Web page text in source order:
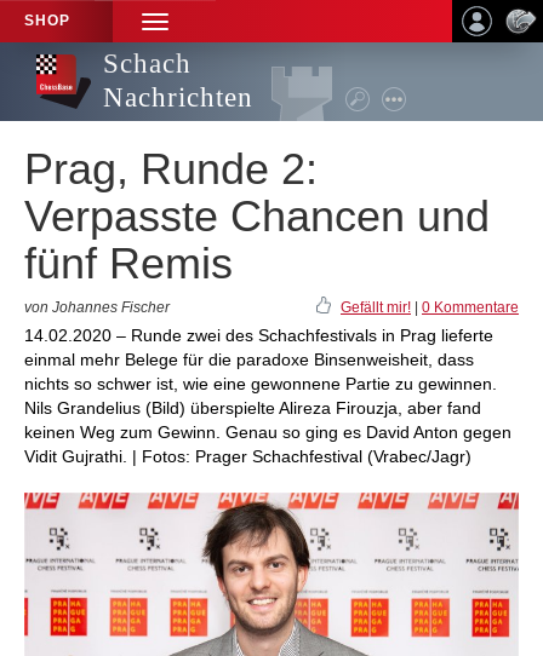
SHOP
TOGGLE
NAVIGATION
Schach
Nachrichten
Prag, Runde 2:
Verpasste Chancen und
fünf Remis
von Johannes Fischer Gefällt mir! 0 Kommentare
14.02.2020 – Runde zwei des Schachfestivals in Prag lieferte
einmal mehr Belege für die paradoxe Binsenweisheit, dass
nichts so schwer ist, wie eine gewonnene Partie zu gewinnen.
Nils Grandelius (Bild) überspielte Alireza Firouzja, aber fand
keinen Weg zum Gewinn. Genau so ging es David Anton gegen
Vidit Gujrathi. | Fotos: Prager Schachfestival (Vrabec/Jagr)